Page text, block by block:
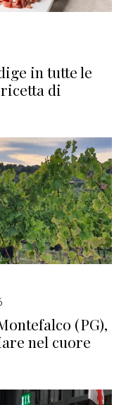
in tutte le
di
(PG),
nel cuore